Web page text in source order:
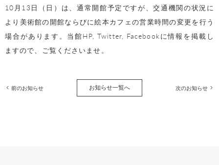
10月13日（日）は、通常開館予定ですが、交通機関の状況に
より美術館の開館ならびに絵本カフェの営業時間の変更を行う
場合があります。当館HP, Twitter, Facebookに情報を掲載し
ますので、ご覧くださいませ。
前のお知らせ お知らせ一覧へ 次のお知らせ